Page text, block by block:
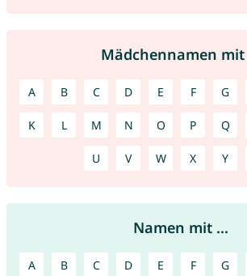
Mädchennamen mit
A B C D E F G
K L M N O P Q
U V W X Y
Namen mit ...
A B C D E F G